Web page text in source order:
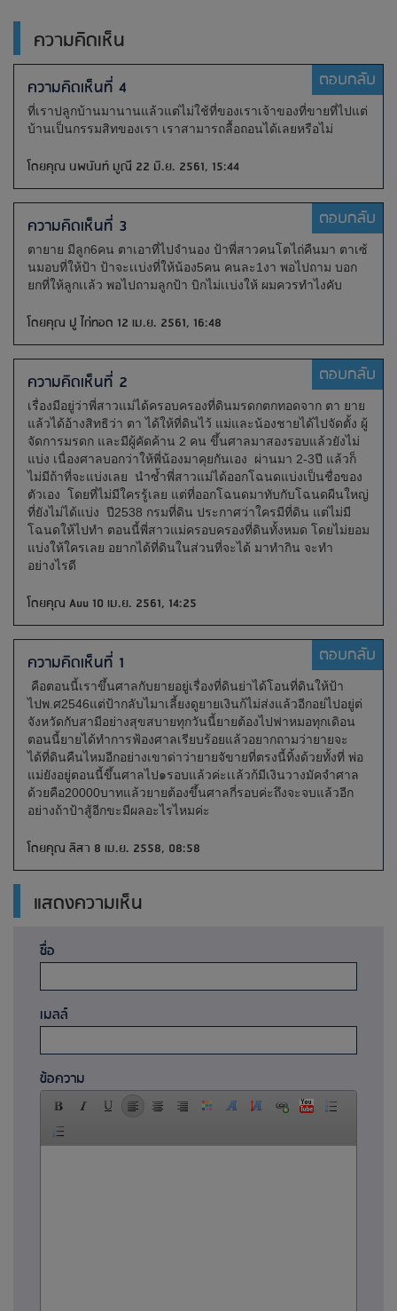
ความคิดเห็น
ความคิดเห็นที่ 4 ตอบกลับ
ที่เราปลูกบ้านมานานแล้วแต่ไม่ใช้ที่ของเราเจ้าของที่ขายที่ไปแต่
บ้านเป็นกรรมสิทของเรา เราสามารถลื้อถอนได้เลยหรือไม่
โดยคุณ นพนันท์ มูณี 22 มิ.ย. 2561, 15:44
ความคิดเห็นที่ 3 ตอบกลับ
ตายาย มีลูก6คน ตาเอาที่ไปจำนอง ป้าพี่สาวคนโตไถ่คืนมา ตาเซ้
นมอบที่ให้ป้า ป้าจะเเบ่งที่ให้น้อง5คน คนละ1งา พอไปถาม บอก
ยกที่ให้ลูกเเล้ว พอไปถามลูกป้า บิกไม่เเบ่งให้ ผมควรทำไงคับ
โดยคุณ ปู ไก่ทอด 12 เม.ย. 2561, 16:48
ความคิดเห็นที่ 2 ตอบกลับ
เรื่องมีอยู่ว่าพี่สาวแม่ได้ครอบครองที่ดินมรดกตกทอดจาก ตา ยาย
แล้วได้อ้างสิทธิว่า ตา ได้ให้ที่ดินไว้ แม่และน้องชายได้ไปจัดตั้ง ผู้
จัดการมรดก และมีผู้คัดค้าน 2 คน ขึ้นศาลมาสองรอบแล้วยังไม่
แบ่ง เนื่องศาลบอกว่าให้พี่น้องมาคุยกันเอง ผ่านมา 2-3ปี แล้วก็
ไม่มีถ้าที่จะแบ่งเลย นำซ้ำพี่สาวแม่ได้ออกโฉนดแบ่งเป็นชื่อของ
ตัวเอง โดยที่ไม่มีใครรู้เลย แต่ที่ออกโฉนดมาทับกับโฉนดผืนใหญ่
ที่ยังไม่ได้แบ่ง ปี2538 กรมที่ดิน ประกาศว่าใครมีที่ดิน แต่ไม่มี
โฉนดให้ไปทำ ตอนนี้พี่สาวแม่ครอบครองที่ดินทั้งหมด โดยไม่ยอม
แบ่งให้ใครเลย อยากได้ที่ดินในส่วนที่จะได้ มาทำกิน จะทำ
อย่างไรดี
โดยคุณ Auu 10 เม.ย. 2561, 14:25
ความคิดเห็นที่ 1 ตอบกลับ
คือตอนนี้เราขึ้นศาลกับยายอยู่เรื่องที่ดินย่าได้โอนที่ดินให้ป้า
ไปพ.ศ2546แต่ป้ากลับไมาเลี้ยงดูยายเงินก้ไม่ส่งแล้วอีกอย่ไปอยู่ต่
จังหวัดกับสามีอย่างสุขสบายทุกวันนี้ยายต้องไปฟาหมอทุกเดิอน
ตอนนี้ยายได้ทำการฟ้องศาลเรียบร้อยแล้วอยากถามว่ายายจะ
ได้ที่ดินคืนไหมอีกอย่างเขาด่าว่ายายจัขายที่ตรงนี้ทิ้งด้วยทั้งที่ พ่อ
แม่ยังอยู่ตอนนี้ขึ้นศาลไป๑รอบแล้วค่ะเเล้วก้มีเงินวางมัคจำศาล
ด้วยคือ20000บาทแล้วยายต้องขึ้นศาลกี่รอบค่ะถึงจะจบแล้วอีก
อย่างถ้าป้าสู้อีกขะมีผลอะไรไหมค่ะ
โดยคุณ ลิสา 8 เม.ย. 2558, 08:58
แสดงความเห็น
ชื่อ
เมลล์
ข้อความ